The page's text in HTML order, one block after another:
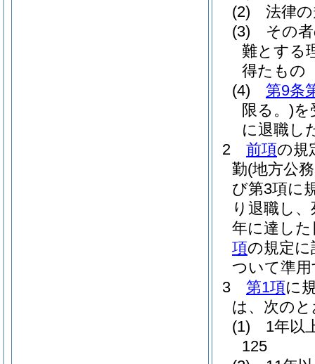
(2)
法律
(3)
その
難とする
得たもの
(4)
第9条
限る。)を
に退職し
2
前項の規
勤(地方公
び第3項に
り退職し、
年に達し
項の規定に
ついて準
3
第1項に
は、次の
(1)
1年以
125